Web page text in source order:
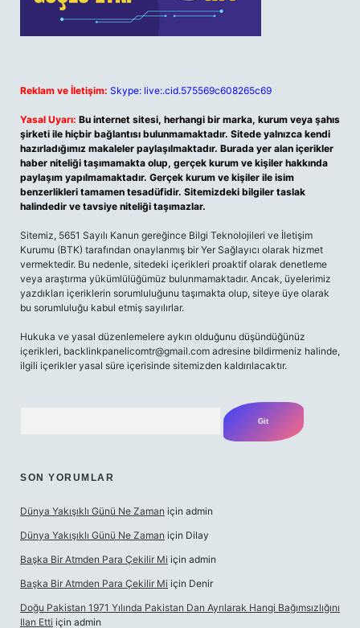
Reklam ve İletişim: Skype: live:.cid.575569c608265c69
Yasal Uyarı: Bu internet sitesi, herhangi bir marka, kurum veya şahıs
şirketi ile hiçbir bağlantısı bulunmamaktadır. Sitede yalnızca kendi
hazırladığımız makaleler paylaşılmaktadır. Burada yer alan içerikler
haber niteliği taşımamakta olup, gerçek kurum ve kişiler hakkında
paylaşım yapılmamaktadır. Gerçek kurum ve kişiler ile isim
benzerlikleri tamamen tesadüfidir. Sitemizdeki bilgiler taslak
halindedir ve tavsiye niteliği taşımazlar.
Sitemiz, 5651 Sayılı Kanun gereğince Bilgi Teknolojileri ve İletişim
Kurumu (BTK) tarafından onaylanmış bir Yer Sağlayıcı olarak hizmet
vermektedir. Bu nedenle, sitedeki içerikleri proaktif olarak denetleme
veya araştırma yükümlülüğümüz bulunmamaktadır. Ancak, üyelerimiz
yazdıkları içeriklerin sorumluluğunu taşımakta olup, siteye üye olarak
bu sorumluluğu kabul etmiş sayılırlar.
Hukuka ve yasal düzenlemelere aykırı olduğunu düşündüğünüz
içerikleri, backlinkpanelicomtr@gmail.com adresine bildirmeniz halinde,
ilgili içerikler yasal süre içerisinde sitemizden kaldırılacaktır.
SON YORUMLAR
Dünya Yakışıklı Günü Ne Zaman için admin
Dünya Yakışıklı Günü Ne Zaman için Dilay
Başka Bir Atmden Para Çekilir Mi için admin
Başka Bir Atmden Para Çekilir Mi için Denir
Doğu Pakistan 1971 Yılında Pakistan Dan Ayrılarak Hangi Bağımsızlığını
Ilan Etti için admin